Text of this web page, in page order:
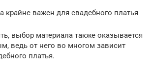
крайне важен для свадебного платья
выбор материала также оказывается
ведь от него во многом зависит
платья.